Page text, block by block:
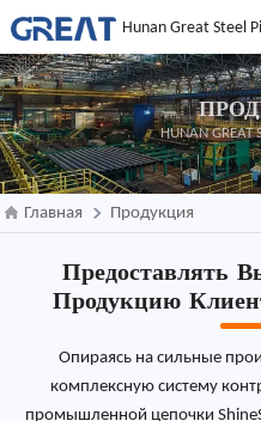
Hunan Great Steel
HUNAN GREAT
Главная Продукция
Предоставлять
Продукцию
Опираясь на сильные
комплексную систему
промышленной цепочки